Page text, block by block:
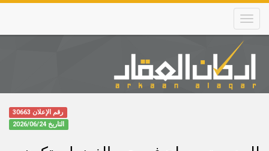
Skip
main
content
Main
navigation
رقم الإعلان 30663
التاريخ 2026/06/24